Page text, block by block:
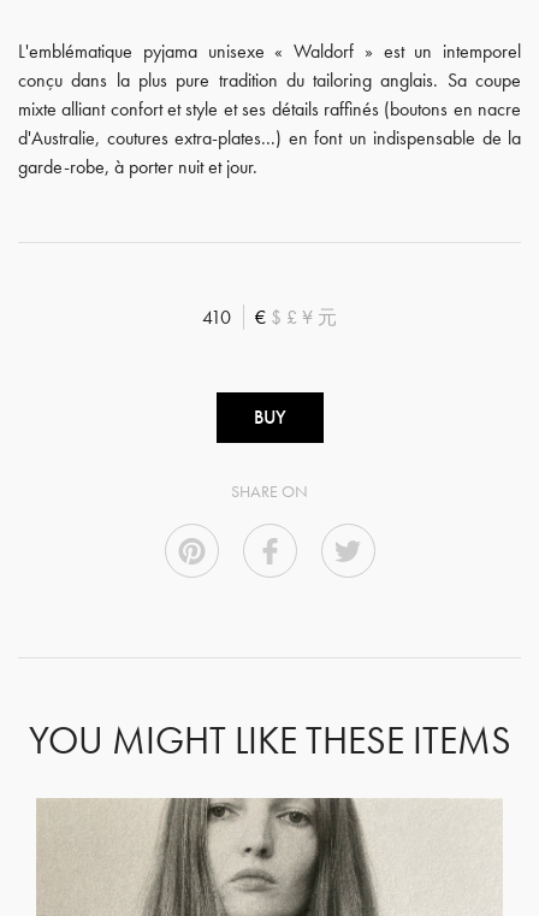
L'emblématique pyjama unisexe « Waldorf » est un intemporel
conçu dans la plus pure tradition du tailoring anglais. Sa coupe
mixte alliant confort et style et ses détails raffinés (boutons en nacre
d'Australie, coutures extra-plates...) en font un indispensable de la
garde-robe, à porter nuit et jour.
410 € $ £ ¥ 元
BUY
SHARE ON
YOU MIGHT LIKE THESE ITEMS